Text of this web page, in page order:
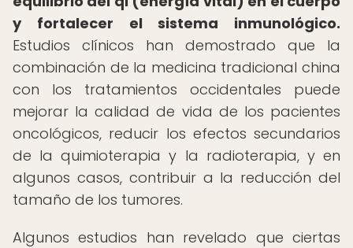
y fortalecer el sistema inmunológico.
Estudios clínicos han demostrado que la
combinación de la medicina tradicional china
con los tratamientos occidentales puede
mejorar la calidad de vida de los pacientes
oncológicos, reducir los efectos secundarios
de la quimioterapia y la radioterapia, y en
algunos casos, contribuir a la reducción del
tamaño de los tumores.
Algunos estudios han revelado que ciertas